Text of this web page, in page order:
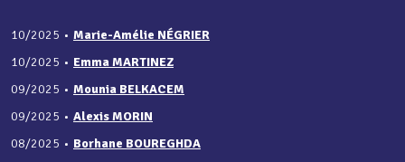
10/2025 • Marie-Amélie NÉGRIER
10/2025 • Emma MARTINEZ
09/2025 • Mounia BELKACEM
09/2025 • Alexis MORIN
08/2025 • Borhane BOUREGHDA